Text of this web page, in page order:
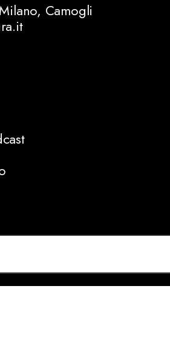
Camogli